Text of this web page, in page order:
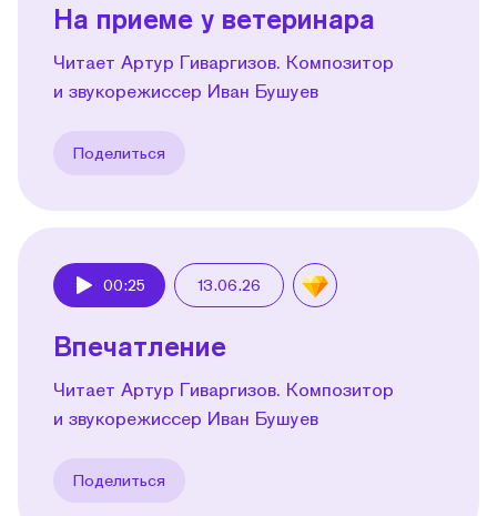
На приеме у ветеринара
Читает Артур Гиваргизов. Композитор
и звукорежиссер Иван Бушуев
Поделиться
00:25 13.06.26
Впечатление
Читает Артур Гиваргизов. Композитор
и звукорежиссер Иван Бушуев
Поделиться